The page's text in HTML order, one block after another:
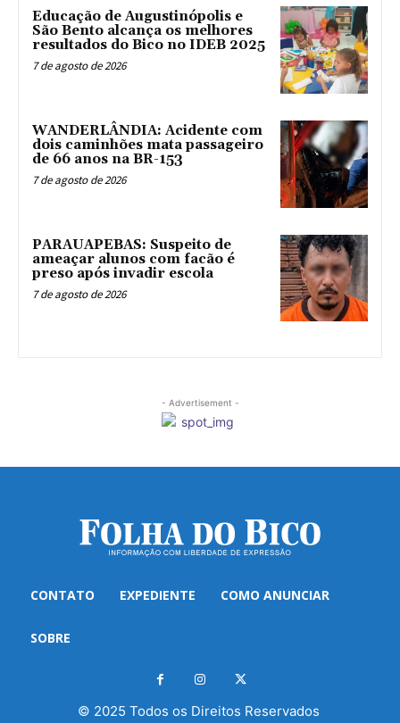
Educação de Augustinópolis e
São Bento alcança os melhores
resultados do Bico no IDEB 2025
7 de agosto de 2026
WANDERLÂNDIA: Acidente com
dois caminhões mata passageiro
de 66 anos na BR-153
7 de agosto de 2026
PARAUAPEBAS: Suspeito de
ameaçar alunos com facão é
preso após invadir escola
7 de agosto de 2026
- Advertisement -
CONTATO EXPEDIENTE COMO ANUNCIAR
SOBRE
© 2025 Todos os Direitos Reservados